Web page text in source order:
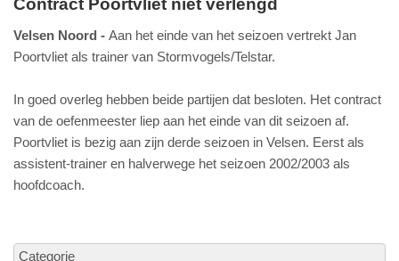
Contract Poortvliet niet verlengd
Velsen Noord
Aan het einde van het seizoen vertrekt Jan
Poortvliet als trainer van Stormvogels/Telstar.
In goed overleg hebben beide partijen dat besloten. Het contract
van de oefenmeester liep aan het einde van dit seizoen af.
Poortvliet is bezig aan zijn derde seizoen in Velsen. Eerst als
assistent-trainer en halverwege het seizoen 2002/2003 als
hoofdcoach.
Categorie